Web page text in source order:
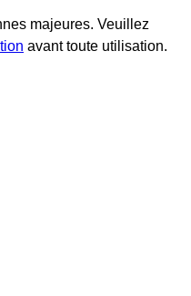
majeures. Veuillez
avant toute utilisation.